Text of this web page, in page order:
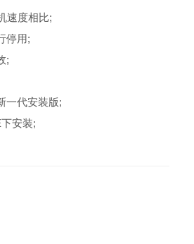
速度相比;
停用;
;
一代安装版;
安装;